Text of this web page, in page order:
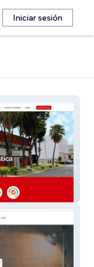
Iniciar sesión